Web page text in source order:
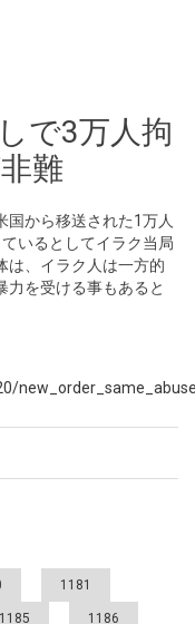
で3万人拘
難
国から移送された1万人
いるとしてイラク当局
は、イラク人は一方的
力を受ける事もあると
1181
1185 1186